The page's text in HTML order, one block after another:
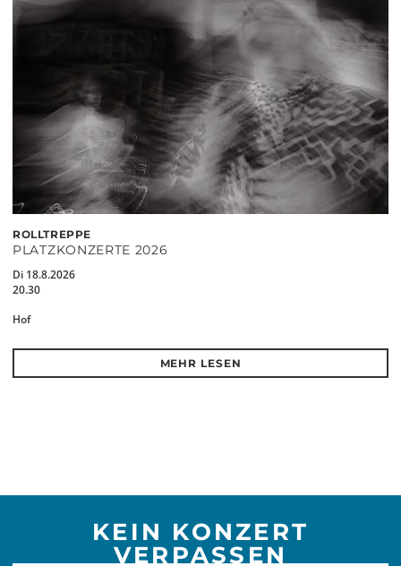
ROLLTREPPE
PLATZKONZERTE 2026
Di 18.8.2026
20.30
Hof
MEHR LESEN
KEIN KONZERT
VERPASSEN